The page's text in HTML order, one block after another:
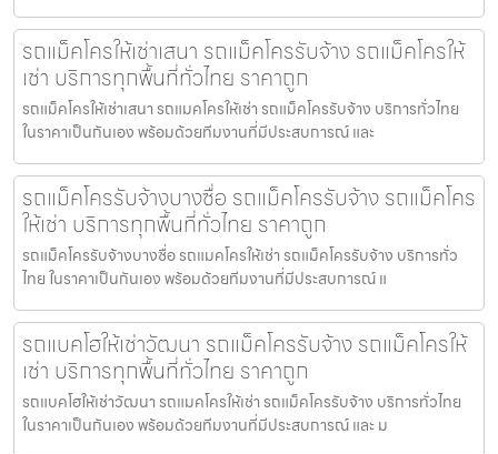
รถแม็คโครให้เช่าเสนา รถแม็คโครรับจ้าง รถแม็คโครให้
เช่า บริการทุกพื้นที่ทั่วไทย ราคาถูก
รถแม็คโครให้เช่าเสนา รถแมคโครให้เช่า รถแม็คโครรับจ้าง บริการทั่วไทย
ในราคาเป็นกันเอง พร้อมด้วยทีมงานที่มีประสบการณ์ และ
รถแม็คโครรับจ้างบางซื่อ รถแม็คโครรับจ้าง รถแม็คโคร
ให้เช่า บริการทุกพื้นที่ทั่วไทย ราคาถูก
รถแม็คโครรับจ้างบางซื่อ รถแมคโครให้เช่า รถแม็คโครรับจ้าง บริการทั่ว
ไทย ในราคาเป็นกันเอง พร้อมด้วยทีมงานที่มีประสบการณ์ แ
รถแบคโฮให้เช่าวัฒนา รถแม็คโครรับจ้าง รถแม็คโครให้
เช่า บริการทุกพื้นที่ทั่วไทย ราคาถูก
รถแบคโฮให้เช่าวัฒนา รถแมคโครให้เช่า รถแม็คโครรับจ้าง บริการทั่วไทย
ในราคาเป็นกันเอง พร้อมด้วยทีมงานที่มีประสบการณ์ และ ม